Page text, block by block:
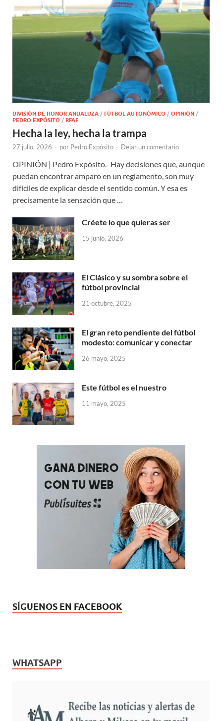
DIVISIÓN DE HONOR ANDALUZA / FÚTBOL AUTONÓMICO / OPINIÓN /
PEDRO EXPÓSITO / RFAF
Hecha la ley, hecha la trampa
27 julio, 2026 - por Pedro Expósito - Dejar un comentario
OPINIÓN | Pedro Expósito.- Hay decisiones que, aunque
puedan encontrar amparo en un reglamento, son muy
difíciles de explicar desde el sentido común. Y esa es
precisamente la sensación que …
Créete lo que quieras ser
15 junio, 2026
El Clásico y su sombra sobre el
fútbol provincial
21 octubre, 2025
El gran reto pendiente del fútbol
modesto: comunicar y conectar
26 mayo, 2025
Este fútbol es el nuestro
11 mayo, 2025
SÍGUENOS EN FACEBOOK
WHATSAPP